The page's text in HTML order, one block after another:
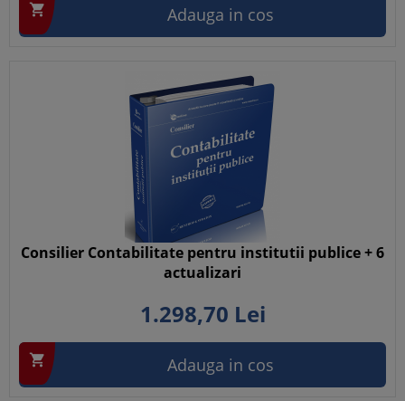
 Adauga in cos
Consilier Contabilitate pentru institutii publice + 6
actualizari
1.298,70 Lei
 Adauga in cos